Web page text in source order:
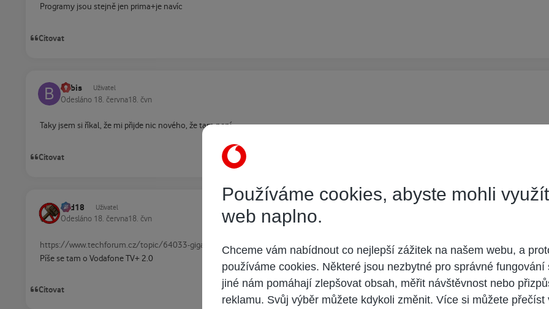
Programy jsou stejně jen prima+je navíc
Citovat
bobis Uživatel
Odesláno 18. června18. čvn
Taky jsem si říkal, že mi přijde nic nového, že tam není.
Citovat
dad18 Uživatel
Odesláno 18. června18. čvn
https://www.techforum.cz/topic/64033-giga-kombo-do-ka%C5%BEd%C3%A9-rodiny/
Píše se tam o Vodafone TV+ 2.0
Citovat
Používáme cookies, abyste mohli
web naplno.
Chceme vám nabídnout co nejlepší zážitek na našem webu, a
používáme cookies. Některé jsou nezbytné pro správné fungování
jiné nám pomáhají zlepšovat obsah, měřit návštěvnost nebo
reklamu. Svůj výběr můžete kdykoli změnit. Více si můžete